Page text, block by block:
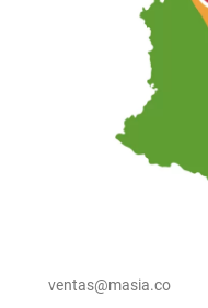
ventas@masia.co